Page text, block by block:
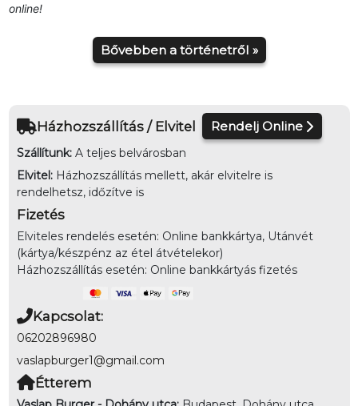
online!
Bővebben a történetről »
Házhozszállítás / Elvitel Rendelj Online
Szállítunk: A teljes belvárosban
Elvitel: Házhozszállítás mellett, akár elvitelre is
rendelhetsz, időzítve is
Fizetés
Elviteles rendelés esetén: Online bankkártya, Utánvét
(kártya/készpénz az étel átvételekor)
Házhozszállítás esetén: Online bankkártyás fizetés
Kapcsolat:
06202896980
vaslapburger1@gmail.com
Étterem